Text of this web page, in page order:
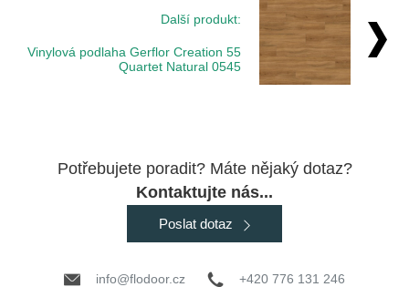
Další produkt:
Vinylová podlaha Gerflor Creation 55
Quartet Natural 0545
Potřebujete poradit? Máte nějaký dotaz?
Kontaktujte nás...
Poslat dotaz
info@flodoor.cz +420 776 131 246